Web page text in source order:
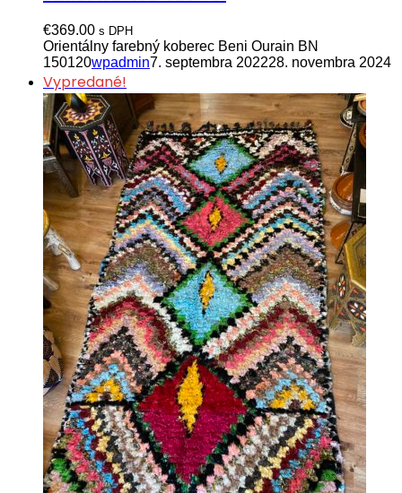
€369.00 s DPH
Orientálny farebný koberec Beni Ourain BN
150120wpadmin7. septembra 202228. novembra 2024
Vypredané!